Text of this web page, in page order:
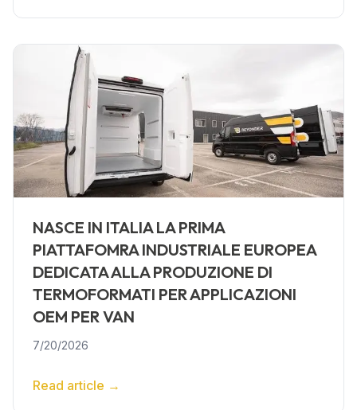
NASCE IN ITALIA LA PRIMA
PIATTAFOMRA INDUSTRIALE EUROPEA
DEDICATA ALLA PRODUZIONE DI
TERMOFORMATI PER APPLICAZIONI
OEM PER VAN
7/20/2026
Read article →